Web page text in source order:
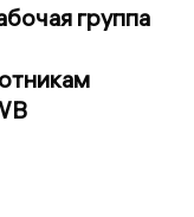
группа